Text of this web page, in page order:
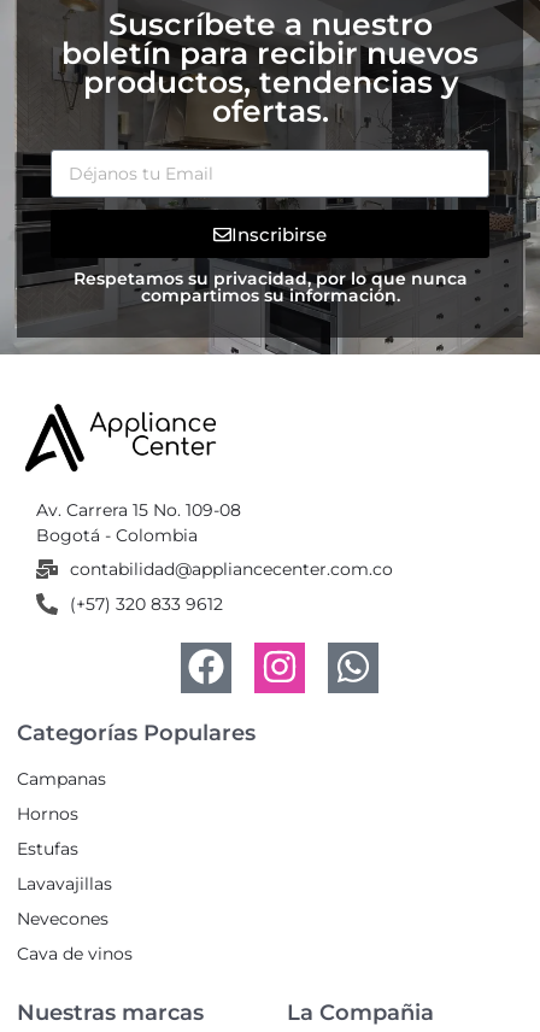
Suscríbete a nuestro
boletín para recibir nuevos
productos, tendencias y
ofertas.
Inscribirse
Respetamos su privacidad, por lo que nunca
compartimos su información.
Av. Carrera 15 No. 109-08
Bogotá - Colombia
contabilidad@appliancecenter.com.co
(+57) 320 833 9612
Categorías Populares
Campanas
Hornos
Estufas
Lavavajillas
Nevecones
Cava de vinos
Nuestras marcas La Compañia